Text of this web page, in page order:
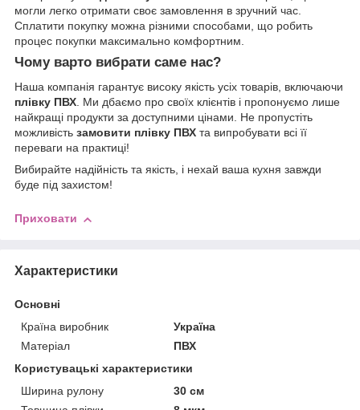
могли легко отримати своє замовлення в зручний час.
Сплатити покупку можна різними способами, що робить
процес покупки максимально комфортним.
Чому варто вибрати саме нас?
Наша компанія гарантує високу якість усіх товарів, включаючи
плівку ПВХ. Ми дбаємо про своїх клієнтів і пропонуємо лише
найкращі продукти за доступними цінами. Не пропустіть
можливість замовити плівку ПВХ та випробувати всі її
переваги на практиці!
Вибирайте надійність та якість, і нехай ваша кухня завжди
буде під захистом!
Приховати
Характеристики
Основні
Країна виробник
Україна
Матеріал
ПВХ
Користувацькі характеристики
Ширина рулону
30 см